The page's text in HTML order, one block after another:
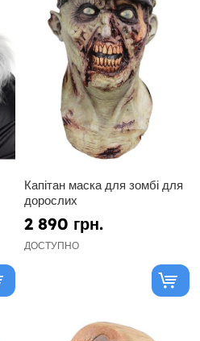
Капітан маска для зомбі для
дорослих
2 890 грн.
ДОСТУПНО